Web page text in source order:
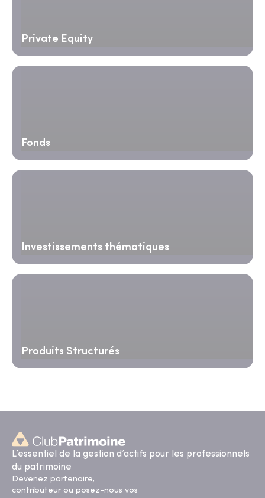
Private Equity
Fonds
Investissements thématiques
Produits Structurés
L’essentiel de la gestion d’actifs pour les professionnels
du patrimoine
Devenez partenaire,
contributeur ou posez-nous vos